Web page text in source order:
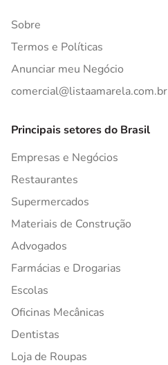
Sobre
Termos e Políticas
Anunciar meu Negócio
comercial@listaamarela.com.br
Principais setores do Brasil
Empresas e Negócios
Restaurantes
Supermercados
Materiais de Construção
Advogados
Farmácias e Drogarias
Escolas
Oficinas Mecânicas
Dentistas
Loja de Roupas